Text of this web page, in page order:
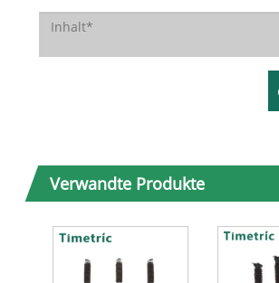
Verwandte Produkte